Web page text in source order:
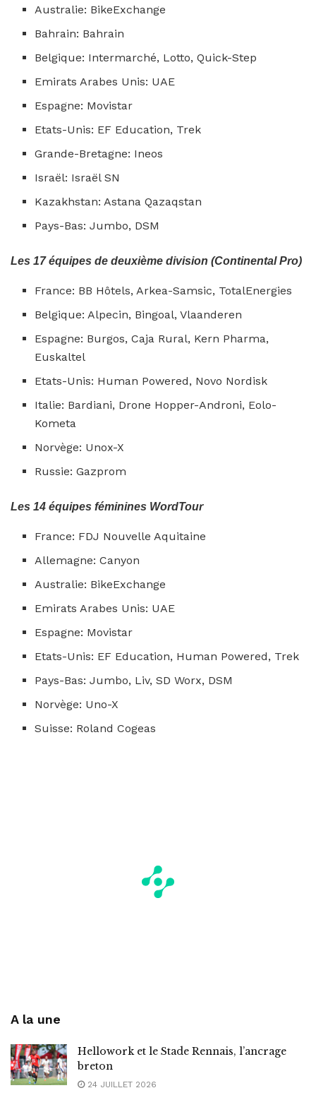
Australie: BikeExchange
Bahrain: Bahrain
Belgique: Intermarché, Lotto, Quick-Step
Emirats Arabes Unis: UAE
Espagne: Movistar
Etats-Unis: EF Education, Trek
Grande-Bretagne: Ineos
Israël: Israël SN
Kazakhstan: Astana Qazaqstan
Pays-Bas: Jumbo, DSM
Les 17 équipes de deuxième division (Continental Pro)
France: BB Hôtels, Arkea-Samsic, TotalEnergies
Belgique: Alpecin, Bingoal, Vlaanderen
Espagne: Burgos, Caja Rural, Kern Pharma,
Euskaltel
Etats-Unis: Human Powered, Novo Nordisk
Italie: Bardiani, Drone Hopper-Androni, Eolo-
Kometa
Norvège: Unox-X
Russie: Gazprom
Les 14 équipes féminines WordTour
France: FDJ Nouvelle Aquitaine
Allemagne: Canyon
Australie: BikeExchange
Emirats Arabes Unis: UAE
Espagne: Movistar
Etats-Unis: EF Education, Human Powered, Trek
Pays-Bas: Jumbo, Liv, SD Worx, DSM
Norvège: Uno-X
Suisse: Roland Cogeas
A la une
Hellowork et le Stade Rennais, l’ancrage
breton
24 JUILLET 2026